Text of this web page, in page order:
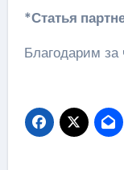
*Статья
Благодарим за